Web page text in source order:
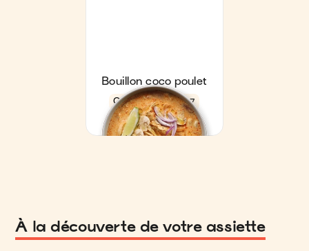
À la découverte de votre assiette